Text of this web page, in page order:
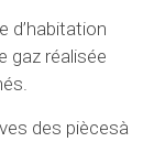
d’habitation
gaz réalisée
des piècesà